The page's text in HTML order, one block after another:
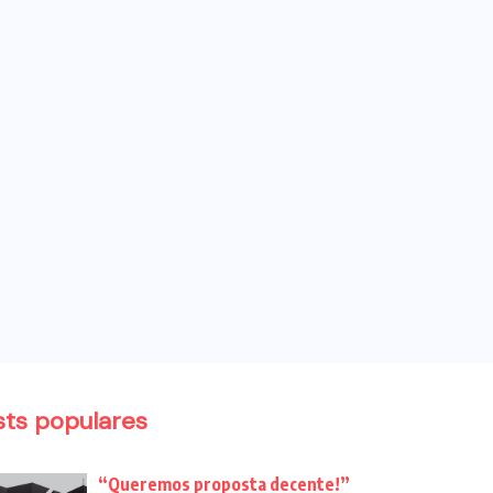
populares
“Queremos proposta decente!”